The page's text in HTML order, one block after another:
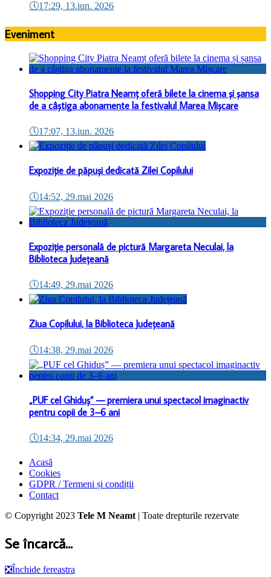
🕔17:29, 13.iun. 2026
Eveniment
Shopping City Piatra Neamț oferă bilete la cinema și șansa
de a câștiga abonamente la festivalul Marea Mișcare
🕔17:07, 13.iun. 2026
Expoziție de păpuși dedicată Zilei Copilului
🕔14:52, 29.mai 2026
Expoziție personală de pictură Margareta Neculai, la
Biblioteca Județeană
🕔14:49, 29.mai 2026
Ziua Copilului, la Biblioteca Județeană
🕔14:38, 29.mai 2026
„PUF cel Ghiduș” — premiera unui spectacol imaginactiv
pentru copii de 3–6 ani
🕔14:34, 29.mai 2026
Acasă
Cookies
GDPR / Termeni și condiții
Contact
© Copyright 2023 Tele M Neamt | Toate drepturile rezervate
Se încarcă...
❎Închide fereastra